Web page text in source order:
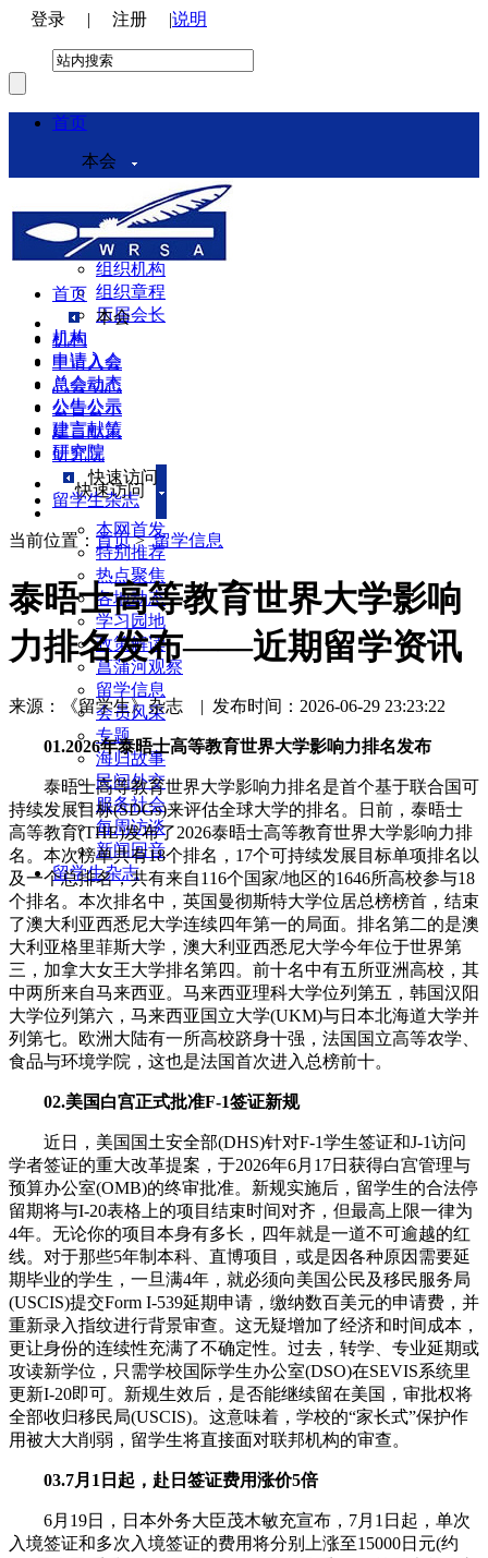
登录 | 注册 |说明
首页
本会
本会介绍
领导机构
理事会
组织机构
组织章程
历届会长
机构
申请入会
总会动态
公告公示
建言献策
研究院
快速访问
本网首发
特别推荐
热点聚焦
各地动态
学习园地
政策解读
菖蒲河观察
留学信息
会员风采
专题
海归故事
民间外交
服务社会
每周访谈
新闻回音
留学生杂志
首页
本会
机构
申请入会
总会动态
公告公示
建言献策
研究院
快速访问
留学生杂志
当前位置： 首页>留学信息
泰晤士高等教育世界大学影响
力排名发布——近期留学资讯
来源：《留学生》杂志 | 发布时间：2026-06-29 23:23:22
01.2026年泰晤士高等教育世界大学影响力排名发布
泰晤士高等教育世界大学影响力排名是首个基于联合国可
持续发展目标(SDGs)来评估全球大学的排名。日前，泰晤士
高等教育(THE)发布了2026泰晤士高等教育世界大学影响力排
名。本次榜单共有18个排名，17个可持续发展目标单项排名以
及一个总排名，共有来自116个国家/地区的1646所高校参与18
个排名。本次排名中，英国曼彻斯特大学位居总榜榜首，结束
了澳大利亚西悉尼大学连续四年第一的局面。排名第二的是澳
大利亚格里菲斯大学，澳大利亚西悉尼大学今年位于世界第
三，加拿大女王大学排名第四。前十名中有五所亚洲高校，其
中两所来自马来西亚。马来西亚理科大学位列第五，韩国汉阳
大学位列第六，马来西亚国立大学(UKM)与日本北海道大学并
列第七。欧洲大陆有一所高校跻身十强，法国国立高等农学、
食品与环境学院，这也是法国首次进入总榜前十。
02.美国白宫正式批准F-1签证新规
近日，美国国土安全部(DHS)针对F-1学生签证和J-1访问
学者签证的重大改革提案，于2026年6月17日获得白宫管理与
预算办公室(OMB)的终审批准。新规实施后，留学生的合法停
留期将与I-20表格上的项目结束时间对齐，但最高上限一律为
4年。无论你的项目本身有多长，四年就是一道不可逾越的红
线。对于那些5年制本科、直博项目，或是因各种原因需要延
期毕业的学生，一旦满4年，就必须向美国公民及移民服务局
(USCIS)提交Form I-539延期申请，缴纳数百美元的申请费，并
重新录入指纹进行背景审查。这无疑增加了经济和时间成本，
更让身份的连续性充满了不确定性。过去，转学、专业延期或
攻读新学位，只需学校国际学生办公室(DSO)在SEVIS系统里
更新I-20即可。新规生效后，是否能继续留在美国，审批权将
全部收归移民局(USCIS)。这意味着，学校的“家长式”保护作
用被大大削弱，留学生将直接面对联邦机构的审查。
03.7月1日起，赴日签证费用涨价5倍
6月19日，日本外务大臣茂木敏充宣布，7月1日起，单次
入境签证和多次入境签证的费用将分别上涨至15000日元(约